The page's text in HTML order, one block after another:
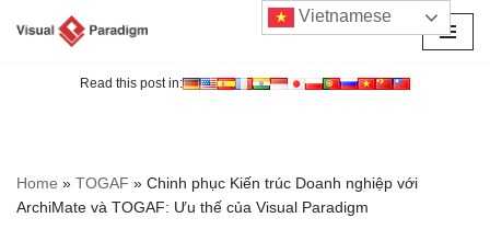
Read this post in:
Home » TOGAF » Chinh phục Kiến trúc Doanh nghiệp với
ArchiMate và TOGAF: Ưu thế của Visual Paradigm
Vietnamese